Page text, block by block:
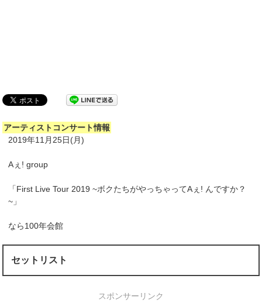
アーティストコンサート情報
2019年11月25日(月)
Aぇ! group
「First Live Tour 2019 ~ボクたちがやっちゃってAぇ! んですか？
~」
なら100年会館
セットリスト
スポンサーリンク